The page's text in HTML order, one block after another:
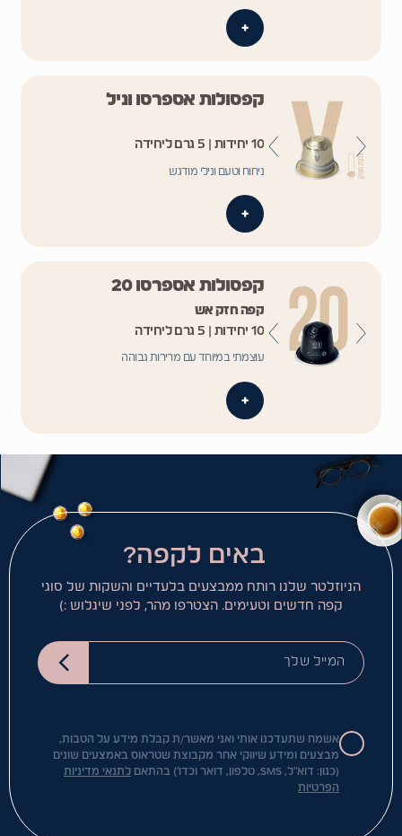
+
קפסולות אספרסו וניל
10 יחידות | 5 גרם ליחידה
ניחוח וטעם ונילי מודגש
+
קפסולות אספרסו 20
קפה חזק אש
10 יחידות | 5 גרם ליחידה
עוצמתי במיוחד עם מרירות גבוהה
+
באים לקפה?
הניוזלטר שלנו רותח ממבצעים בלעדיים והשקות של סוגי
קפה חדשים וטעימים. הצטרפו מהר, לפני שיגלוש :)
המייל שלך
אשמח שתעדכנו אותי ואני מאשר/ת קבלת מידע על הטבות,
מבצעים ומידע שיווקי אחר מקבוצת שטראוס באמצעים שונים
(כגון: דוא"ל, SMS, טלפון, דואר וכדו') בהתאם
לתנאי מדיניות
הפרטיות